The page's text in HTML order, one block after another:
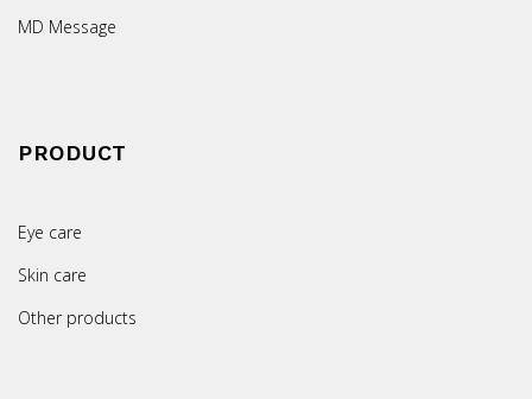
MD Message
PRODUCT
Eye care
Skin care
Other products